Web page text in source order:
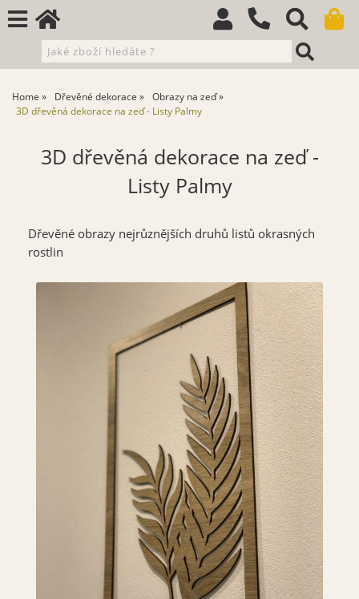
Home Dřevěné dekorace
Obrazy na zeď
3D dřevěná dekorace na zeď - Listy Palmy
3D dřevěná dekorace na zeď -
Listy Palmy
Dřevěné obrazy nejrůznějších druhů listů okrasných
rostlin